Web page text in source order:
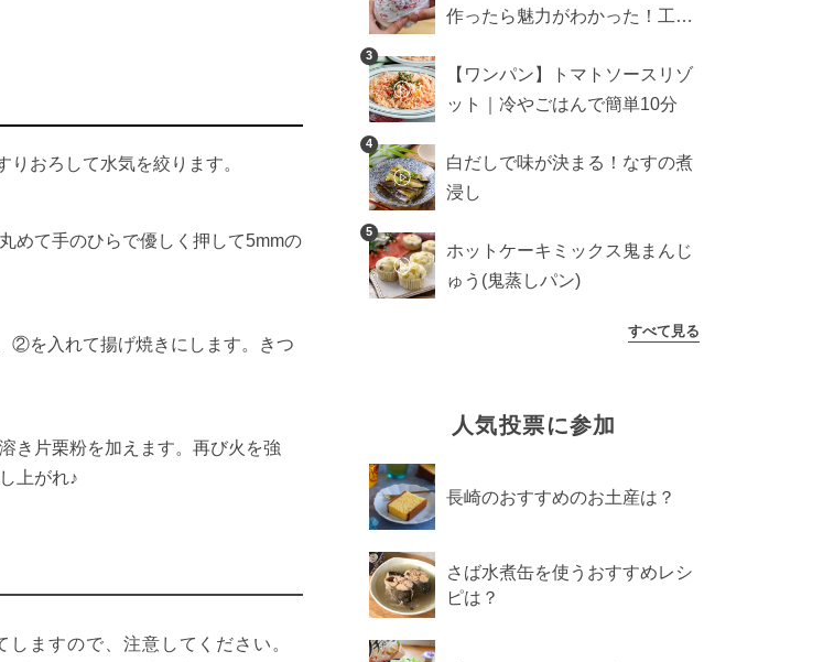
おろして水気を絞ります。
めて手のひらで優しく押して5mmの
②を入れて揚げ焼きにします。きつ
き片栗粉を加えます。再び火を強
上がれ♪
ますので、注意してください。
作ったら魅力がわかった！工程
3
【ワンパン】トマトソースリゾ
ット｜冷やごはんで簡単10分
4
白だしで味が決まる！なすの煮
浸し
5
ホットケーキミックス鬼まんじ
ゅう(鬼蒸しパン)
すべて見る
人気投票に参加
長崎のおすすめのお土産は？
さば水煮缶を使うおすすめレシ
ピは？